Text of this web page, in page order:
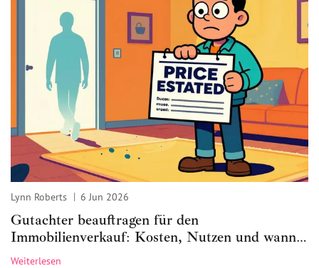
Lynn Roberts 6 Jun 2026
Gutachter beauftragen für den
Immobilienverkauf: Kosten, Nutzen und wann
es sich wirklich lohnt
Weiterlesen